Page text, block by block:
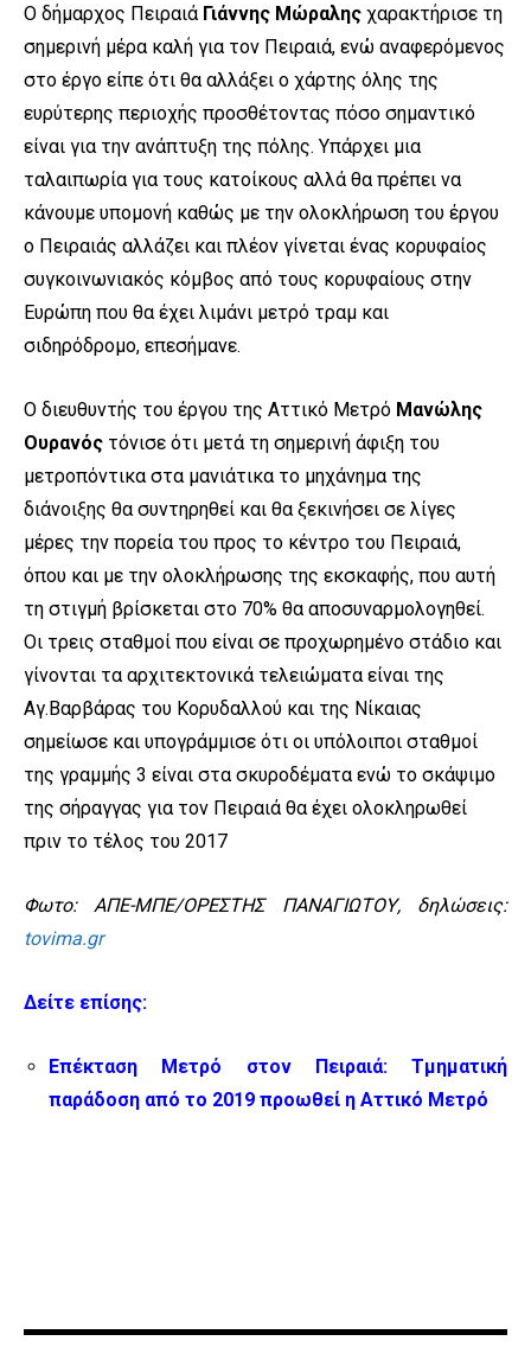
Ο δήμαρχος Πειραιά Γιάννης Μώραλης χαρακτήρισε τη
σημερινή μέρα καλή για τον Πειραιά, ενώ αναφερόμενος
στο έργο είπε ότι θα αλλάξει ο χάρτης όλης της
ευρύτερης περιοχής προσθέτοντας πόσο σημαντικό
είναι για την ανάπτυξη της πόλης. Υπάρχει μια
ταλαιπωρία για τους κατοίκους αλλά θα πρέπει να
κάνουμε υπομονή καθώς με την ολοκλήρωση του έργου
ο Πειραιάς αλλάζει και πλέον γίνεται ένας κορυφαίος
συγκοινωνιακός κόμβος από τους κορυφαίους στην
Ευρώπη που θα έχει λιμάνι μετρό τραμ και
σιδηρόδρομο, επεσήμανε.
Ο διευθυντής του έργου της Αττικό Μετρό Μανώλης
Ουρανός τόνισε ότι μετά τη σημερινή άφιξη του
μετροπόντικα στα μανιάτικα το μηχάνημα της
διάνοιξης θα συντηρηθεί και θα ξεκινήσει σε λίγες
μέρες την πορεία του προς το κέντρο του Πειραιά,
όπου και με την ολοκλήρωσης της εκσκαφής, που αυτή
τη στιγμή βρίσκεται στο 70% θα αποσυναρμολογηθεί.
Οι τρεις σταθμοί που είναι σε προχωρημένο στάδιο και
γίνονται τα αρχιτεκτονικά τελειώματα είναι της
Αγ.Βαρβάρας του Κορυδαλλού και της Νίκαιας
σημείωσε και υπογράμμισε ότι οι υπόλοιποι σταθμοί
της γραμμής 3 είναι στα σκυροδέματα ενώ το σκάψιμο
της σήραγγας για τον Πειραιά θα έχει ολοκληρωθεί
πριν το τέλος του 2017
Φωτο: ΑΠΕ-ΜΠΕ/ΟΡΕΣΤΗΣ ΠΑΝΑΓΙΩΤΟΥ, δηλώσεις:
tovima.gr
Δείτε επίσης:
Επέκταση Μετρό στον Πειραιά: Τμηματική
παράδοση από το 2019 προωθεί η Αττικό Μετρό